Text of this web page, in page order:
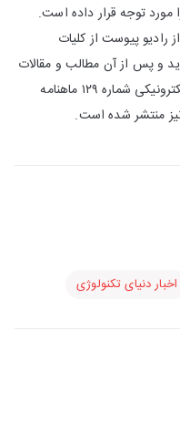
مورد توجه قرار داده است.
رادیو پیوست از کلیات
و پس از آن مطالب و مقالات
دلخواه خود را بخوانید. هم‌اکنون نسخه الکترونیکی شماره ۱۲۹ ماهنامه
منتشر شده است.
اخبار دنیای تکنولوژی